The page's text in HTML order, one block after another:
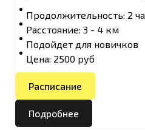
Продолжительность: 2
Расстояние: 3 - 4 км
Подойдет для новичков
Цена: 2500 руб
Расписание
Подробнее